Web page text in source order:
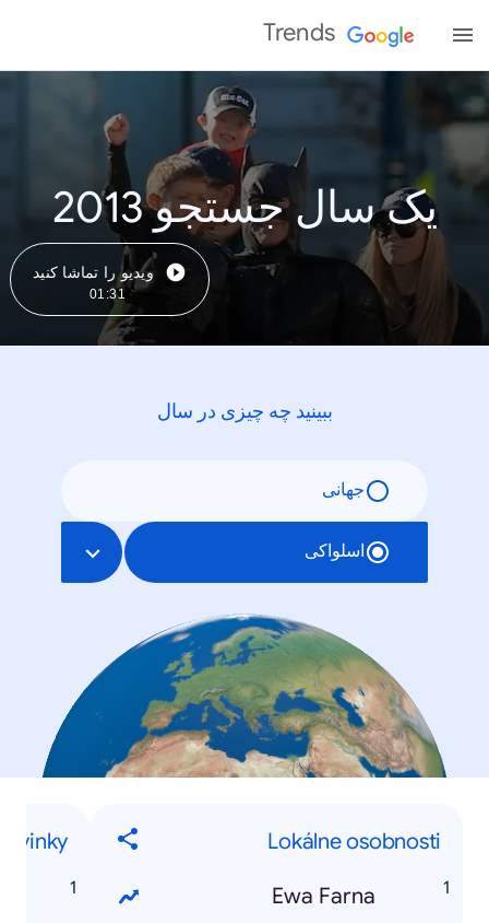
Trends
یک سال جستجو 2013
ویدیو را تماشا کنید
01:31
ببینید چه چیزی در سال
جهانی
اسلواکی
Lokálne osobnosti
Ewa Farna